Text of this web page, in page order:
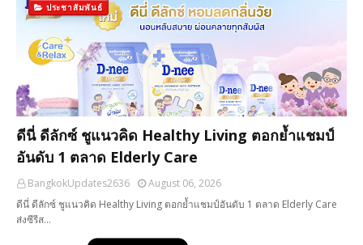
ประชาสัมพันธ์
ดีนี่ ดีลักซ์ ชูแนวคิด Healthy Living ตอกย้ำแชมป์
อันดับ 1 ตลาด Elderly Care
BangkokUpdates2636
August 06, 2026
ดีนี่ ดีลักซ์ ชูแนวคิด Healthy Living ตอกย้ำแชมป์อันดับ 1 ตลาด Elderly Care
ส่งซีรีส…